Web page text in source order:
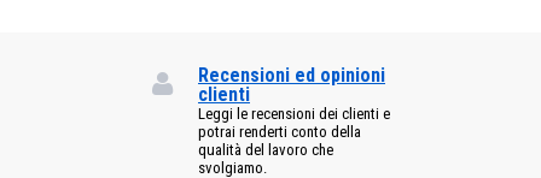
Recensioni ed opinioni
clienti
Leggi le recensioni dei clienti e
potrai renderti conto della
qualità del lavoro che
svolgiamo.